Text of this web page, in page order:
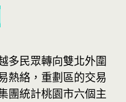
多民眾轉向雙北外圍
熱絡，重劃區的交易
團統計桃園市六個主